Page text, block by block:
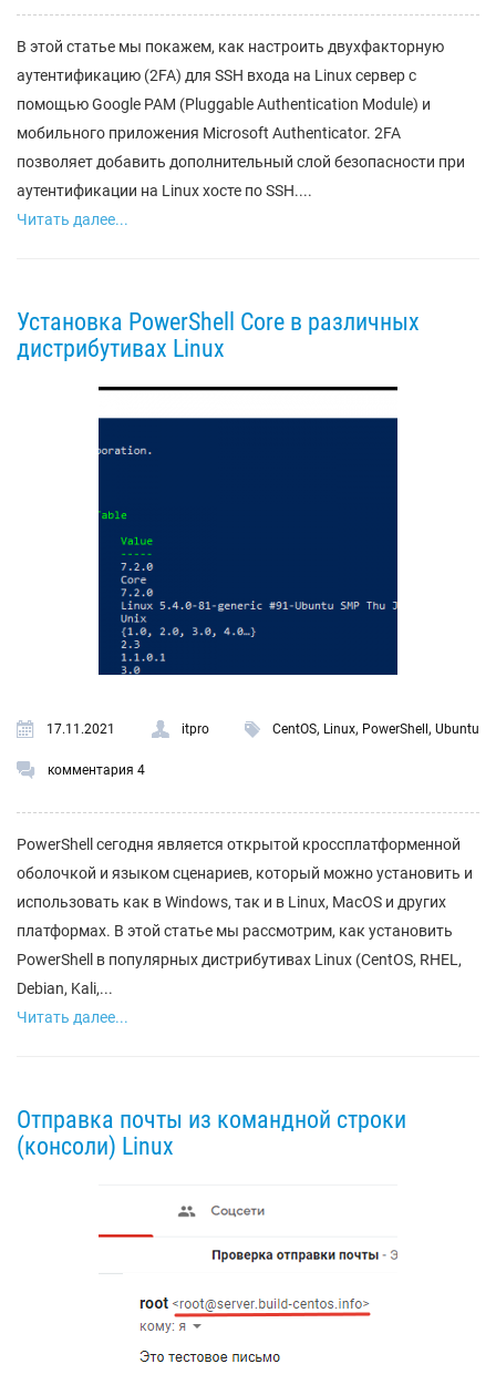
В этой статье мы покажем, как настроить двухфакторную
аутентификацию (2FA) для SSH входа на Linux сервер с
помощью Google PAM (Pluggable Authentication Module) и
мобильного приложения Microsoft Authenticator. 2FA
позволяет добавить дополнительный слой безопасности при
аутентификации на Linux хосте по SSH....
Читать далее...
Установка PowerShell Core в различных
дистрибутивах Linux
17.11.2021 itpro CentOS, Linux, PowerShell , Ubuntu
комментария 4
PowerShell сегодня является открытой кроссплатформенной
оболочкой и языком сценариев, который можно установить и
использовать как в Windows, так и в Linux, MacOS и других
платформах. В этой статье мы рассмотрим, как установить
PowerShell в популярных дистрибутивах Linux (CentOS, RHEL,
Debian, Kali,...
Читать далее...
Отправка почты из командной строки
(консоли) Linux